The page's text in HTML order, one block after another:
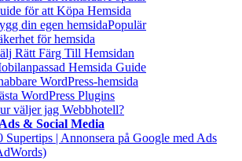
för att Köpa Hemsida
din egen hemsidaPopulär
för hemsida
Rätt Färg Till Hemsidan
Hemsida Guide
WordPress-hemsida
WordPress Plugins
väljer jag Webbhotell?
& Social Media
Supertips | Annonsera på Google med Ads